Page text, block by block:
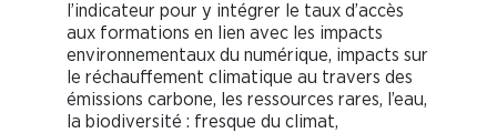
l’indicateur pour y intégrer le taux d’accès
aux formations en lien avec les impacts
environnementaux du numérique, impacts sur
le réchauffement climatique au travers des
émissions carbone, les ressources rares, l’eau,
la biodiversité : fresque du climat,